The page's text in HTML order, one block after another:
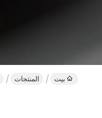
بيت المنتجات